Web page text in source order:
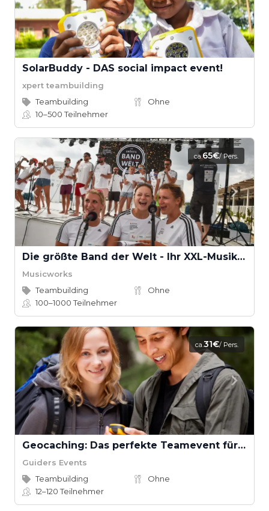
SolarBuddy - DAS social impact event!
xpert teambuilding
Teambuilding
Ohne
10–500Teilnehmer
ca.65€/ Pers.
Die größte Band der Welt - Ihr XXL-Musik-Event
Musicworks
Teambuilding
Ohne
100–1000Teilnehmer
ca.31€/ Pers.
Geocaching: Das perfekte Teamevent für Abenteuerlustige
Guiders Events
Teambuilding
Ohne
12–120Teilnehmer